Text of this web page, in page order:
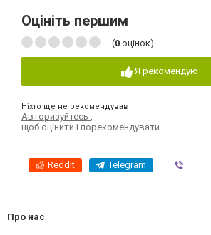
Оцініть першим
(0 оцінок)
Я рекомендую
Ніхто ще не рекомендував
Авторизуйтесь
щоб оцінити і порекомендувати
Reddit Telegram
Про нас